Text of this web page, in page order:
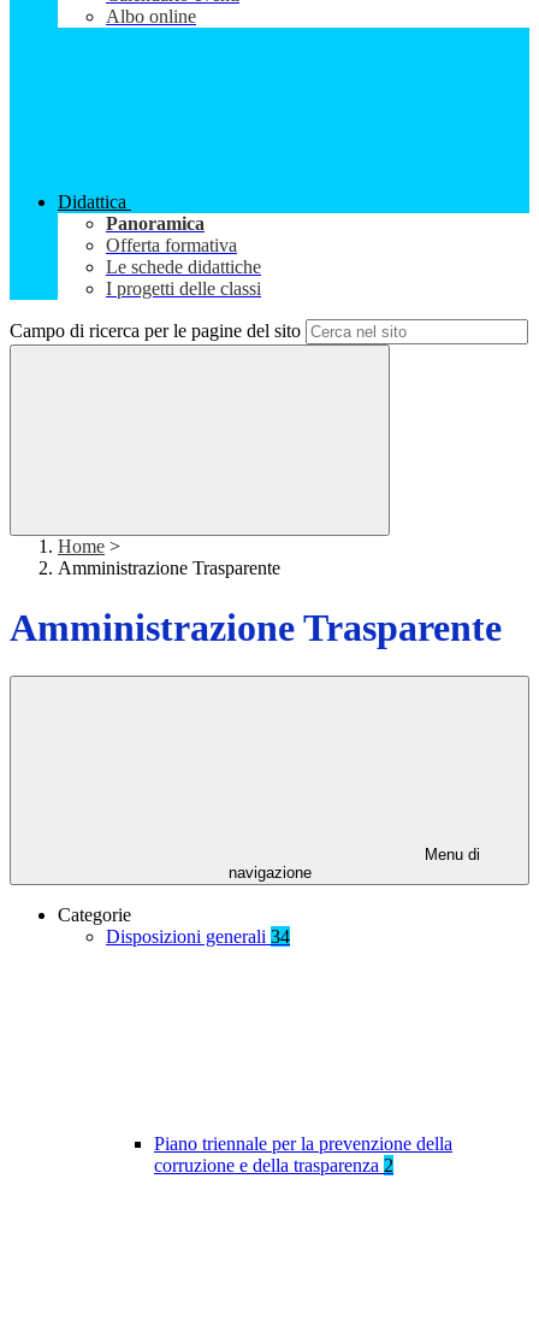
Albo online
Didattica
Panoramica
Offerta formativa
Le schede didattiche
I progetti delle classi
Campo di ricerca per le pagine del sito
Home >
Amministrazione Trasparente
Amministrazione Trasparente
Menu di
navigazione
Categorie
Disposizioni generali 34
Piano triennale per la prevenzione della
corruzione e della trasparenza 2